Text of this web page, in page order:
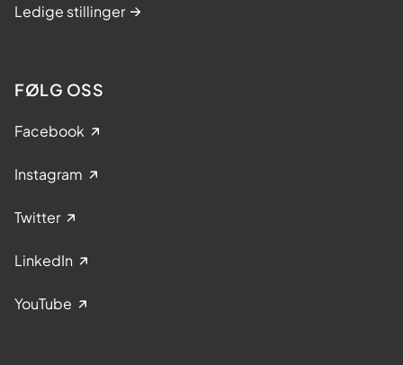
Ledige stillinger
FØLG OSS
Facebook
Instagram
Twitter
LinkedIn
YouTube